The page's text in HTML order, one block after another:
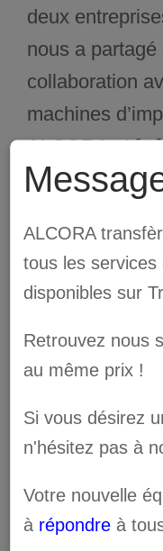
deux
nous a
collaboration
machines
ALCORA et [...]
ParLoïc Alarcon | mars
Lire la suite
Rechercher:
Articles récents
MJS/
ALCORA
tous les
disponibles sur
Retrouvez nous
au même prix !
Si vous désirez
n'hésitez pas à
Votre nouvelle
à répondre à